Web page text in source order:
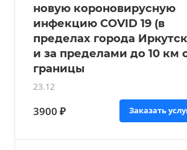
новую короновирусную
инфекцию COVID 19 (в
пределах города
и за пределами до 10 км
границы
23.12
3900 ₽ Заказать